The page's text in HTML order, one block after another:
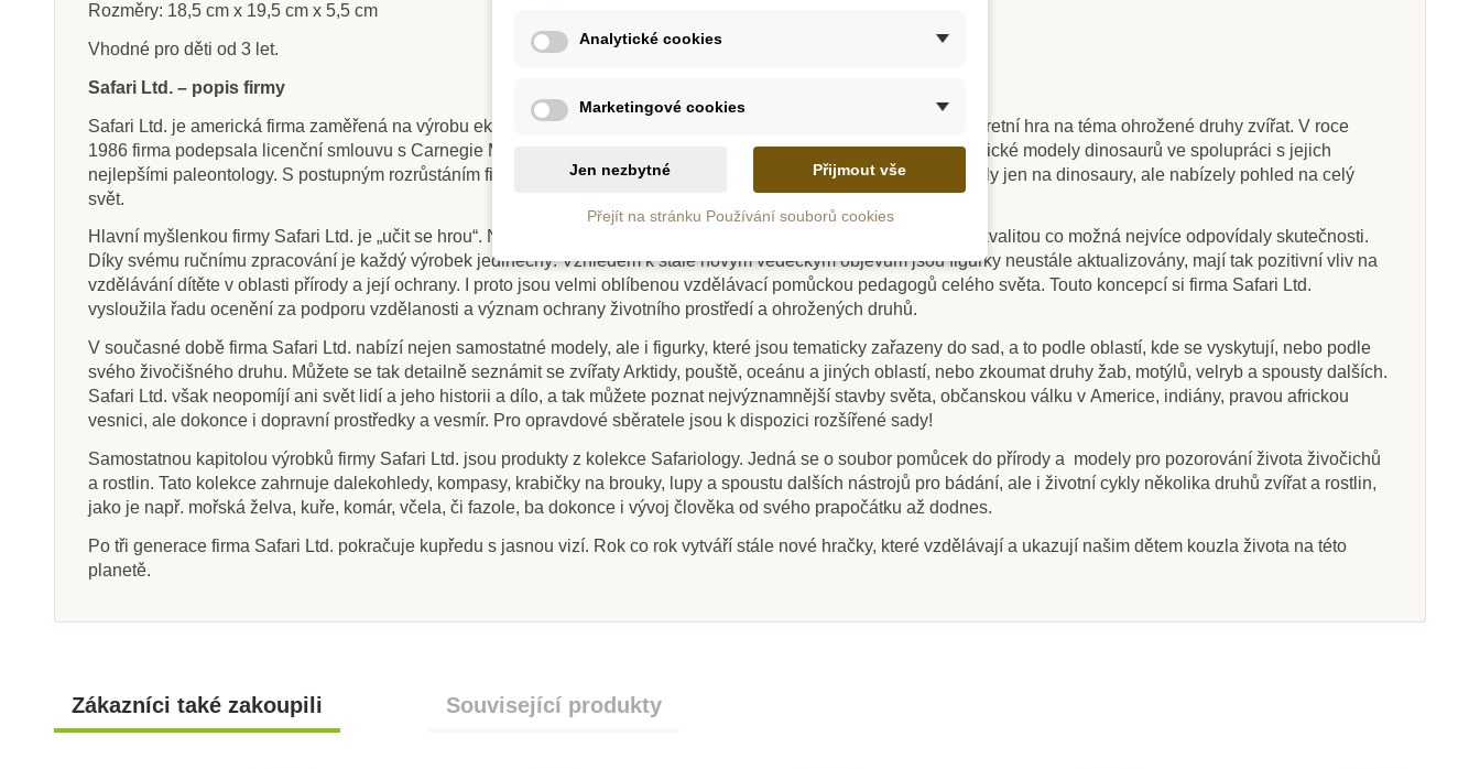
Skladem
Safari Ltd. Figurka -
Qianzhousaurus
349 Kč388 Kč
Přidat do košíku
Safari Ltd. Tuba -
Prehistorický život
400 Kč444 Kč
Přidat do košíku Přidat do košíku
Safari Ltd. Figurka -
Sauropelta
365 Kč405 Kč
Přidat do košíku
Safari Ltd. Figurka -
Carnotaurus
400 Kč444 Kč
Přidat do košíku
Rozměry: 18,5 cm x 19,5 cm x 5,5 cm
Vhodné pro děti od 3 let.
Safari Ltd. – popis firmy
Safari Ltd. je americká firma zaměřená na výrobu ekologických hraček. Na jejím počátku v roce 1982 byla dětská karetní hra na téma ohrožené druhy zvířat. V roce
1986 firma podepsala licenční smlouvu s Carnegie Museum of Natural History. Tato licence umožnila vyrábět autentické modely dinosaurů ve spolupráci s jejich
nejlepšími paleontology. S postupným rozrůstáním firmy se začala rozšiřovat i série modelů, které se už neomezovaly jen na dinosaury, ale nabízely pohled na celý
svět.
Hlavní myšlenkou firmy Safari Ltd. je „učit se hrou“. Navrhuje figurky zvířat tak, aby byly naprosto autentické a svou kvalitou co možná nejvíce odpovídaly skutečnosti.
Díky svému ručnímu zpracování je každý výrobek jedinečný. Vzhledem k stále novým vědeckým objevům jsou figurky neustále aktualizovány, mají tak pozitivní vliv na
vzdělávání dítěte v oblasti přírody a její ochrany. I proto jsou velmi oblíbenou vzdělávací pomůckou pedagogů celého světa. Touto koncepcí si firma Safari Ltd.
vysloužila řadu ocenění za podporu vzdělanosti a význam ochrany životního prostředí a ohrožených druhů.
V současné době firma Safari Ltd. nabízí nejen samostatné modely, ale i figurky, které jsou tematicky zařazeny do sad, a to podle oblastí, kde se vyskytují, nebo podle
svého živočišného druhu. Můžete se tak detailně seznámit se zvířaty Arktidy, pouště, oceánu a jiných oblastí, nebo zkoumat druhy žab, motýlů, velryb a spousty dalších.
Safari Ltd. však neopomíjí ani svět lidí a jeho historii a dílo, a tak můžete poznat nejvýznamnější stavby světa, občanskou válku v Americe, indiány, pravou africkou
vesnici, ale dokonce i dopravní prostředky a vesmír. Pro opravdové sběratele jsou k dispozici rozšířené sady!
Samostatnou kapitolou výrobků firmy Safari Ltd. jsou produkty z kolekce Safariology. Jedná se o soubor pomůcek do přírody a modely pro pozorování života živočichů
a rostlin. Tato kolekce zahrnuje dalekohledy, kompasy, krabičky na brouky, lupy a spoustu dalších nástrojů pro bádání, ale i životní cykly několika druhů zvířat a rostlin,
jako je např. mořská želva, kuře, komár, včela, či fazole, ba dokonce i vývoj člověka od svého prapočátku až dodnes.
Po tři generace firma Safari Ltd. pokračuje kupředu s jasnou vizí. Rok co rok vytváří stále nové hračky, které vzdělávají a ukazují našim dětem kouzla života na této
planetě.
Zákazníci také zakoupili Související produkty
Analytické cookies
Marketingové cookies
Jen nezbytné Přijmout vše
Přejít na stránku Používání souborů cookies